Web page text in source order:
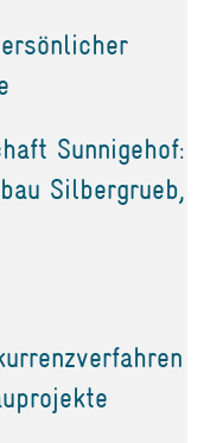
Sunnigehof:
Silbergrueb,